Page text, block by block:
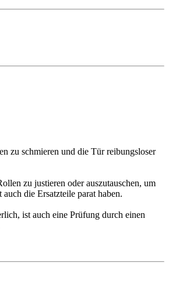
zu schmieren und die Tür reibungsloser
zu justieren oder auszutauschen, um
die Ersatzteile parat haben.
ist auch eine Prüfung durch einen